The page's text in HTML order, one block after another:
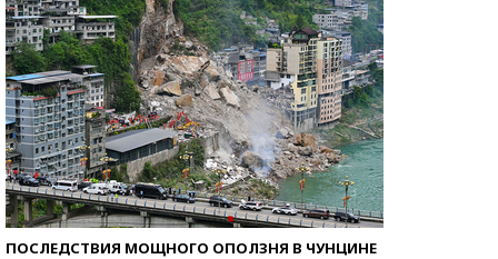
ПОСЛЕДСТВИЯ МОЩНОГО ОПОЛЗНЯ В ЧУНЦИНЕ